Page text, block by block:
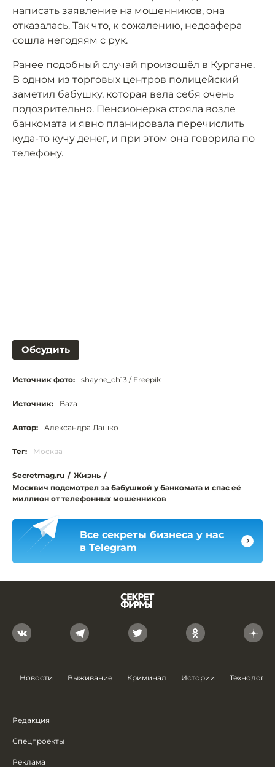
написать заявление на мошенников, она
отказалась. Так что, к сожалению, недоафера
сошла негодяям с рук.
Ранее подобный случай произошёл в Кургане.
В одном из торговых центров полицейский
заметил бабушку, которая вела себя очень
подозрительно. Пенсионерка стояла возле
банкомата и явно планировала перечислить
куда-то кучу денег, и при этом она говорила по
телефону.
Обсудить
Источник фото: shayne_ch13 / Freepik
Источник: Baza
Автор: Александра Лашко
Тег: Москва
Secretmag.ru / Жизнь /
Москвич подсмотрел за бабушкой у банкомата и спас её
миллион от телефонных мошенников
Все секреты бизнеса у нас
в Telegram
Новости Выживание Криминал Истории Технологии
Редакция
Спецпроекты
Реклама